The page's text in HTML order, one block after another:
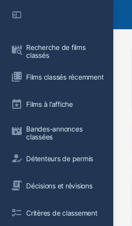
Recherche de films
classés
Films classés récemment
Films à l’affiche
Bandes-annonces
classées
Détenteurs de permis
Décisions et révisions
Critères de classement